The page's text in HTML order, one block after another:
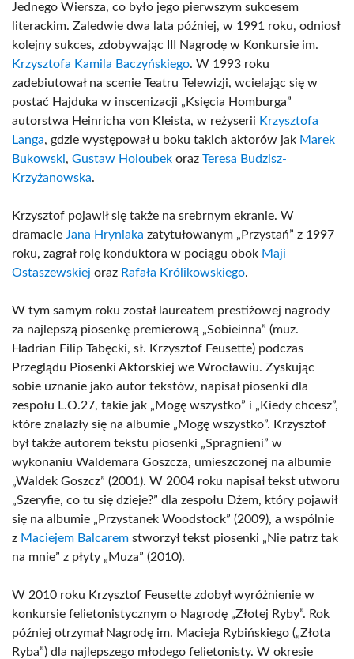
Jednego Wiersza, co było jego pierwszym sukcesem
literackim. Zaledwie dwa lata później, w 1991 roku, odniosł
kolejny sukces, zdobywając III Nagrodę w Konkursie im.
Krzysztofa Kamila Baczyńskiego. W 1993 roku
zadebiutował na scenie Teatru Telewizji, wcielając się w
postać Hajduka w inscenizacji „Księcia Homburga”
autorstwa Heinricha von Kleista, w reżyserii Krzysztofa
Langa, gdzie występował u boku takich aktorów jak Marek
Bukowski, Gustaw Holoubek oraz Teresa Budzisz-
Krzyżanowska.
Krzysztof pojawił się także na srebrnym ekranie. W
dramacie Jana Hryniaka zatytułowanym „Przystań” z 1997
roku, zagrał rolę konduktora w pociągu obok Maji
Ostaszewskiej oraz Rafała Królikowskiego.
W tym samym roku został laureatem prestiżowej nagrody
za najlepszą piosenkę premierową „Sobieinna” (muz.
Hadrian Filip Tabęcki, sł. Krzysztof Feusette) podczas
Przeglądu Piosenki Aktorskiej we Wrocławiu. Zyskując
sobie uznanie jako autor tekstów, napisał piosenki dla
zespołu L.O.27, takie jak „Mogę wszystko” i „Kiedy chcesz”,
które znalazły się na albumie „Mogę wszystko”. Krzysztof
był także autorem tekstu piosenki „Spragnieni” w
wykonaniu Waldemara Goszcza, umieszczonej na albumie
„Waldek Goszcz” (2001). W 2004 roku napisał tekst utworu
„Szeryfie, co tu się dzieje?” dla zespołu Dżem, który pojawił
się na albumie „Przystanek Woodstock” (2009), a wspólnie
z Maciejem Balcarem stworzył tekst piosenki „Nie patrz tak
na mnie” z płyty „Muza” (2010).
W 2010 roku Krzysztof Feusette zdobył wyróżnienie w
konkursie felietonistycznym o Nagrodę „Złotej Ryby”. Rok
później otrzymał Nagrodę im. Macieja Rybińskiego („Złota
Ryba”) dla najlepszego młodego felietonisty. W okresie